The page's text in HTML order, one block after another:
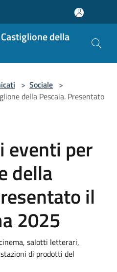
della
> Sociale >
della Pescaia. Presentato
eventi per
della
il
2025
salotti letterari,
di prodotti del